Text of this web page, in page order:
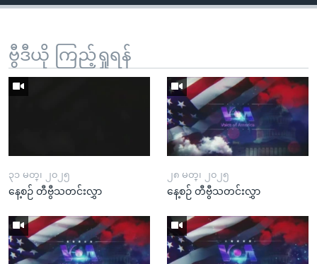
ဗွီဒီယို ကြည့်ရှုရန်
၃၁ မတ္၊ ၂၀၂၅
နေ့စဉ် တီဗွီသတင်းလွှာ
၂၈ မတ္၊ ၂၀၂၅
နေ့စဉ် တီဗွီသတင်းလွှာ